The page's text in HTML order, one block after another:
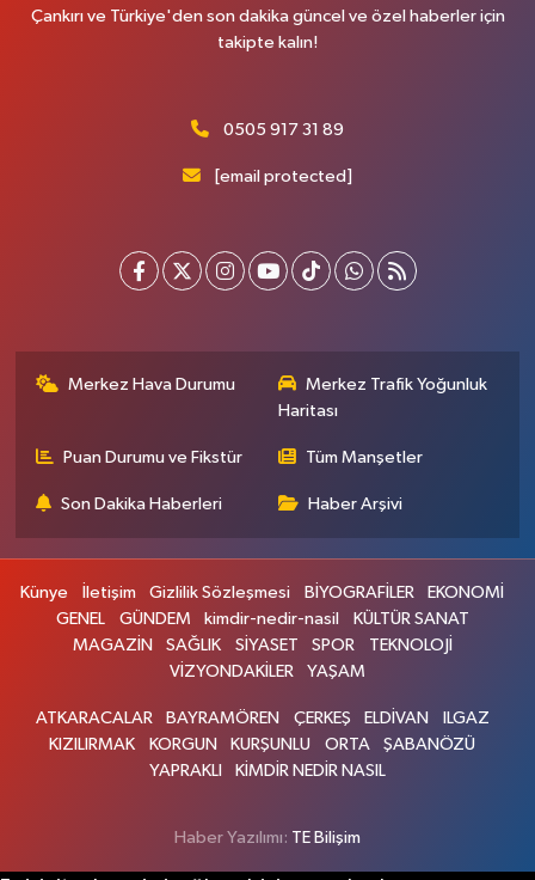
Çankırı ve Türkiye'den son dakika güncel ve özel haberler için
takipte kalın!
0505 917 31 89
[email protected]
Merkez Hava Durumu
Merkez Trafik Yoğunluk
Haritası
Puan Durumu ve Fikstür Tüm Manşetler
Son Dakika Haberleri Haber Arşivi
Künye İletişim Gizlilik Sözleşmesi BİYOGRAFİLER
EKONOMİ
GENEL
GÜNDEM kimdir-nedir-nasil
KÜLTÜR SANAT
MAGAZİN
SAĞLIK SİYASET SPOR
TEKNOLOJİ
VİZYONDAKİLER
YAŞAM
ATKARACALAR BAYRAMÖREN ÇERKEŞ ELDİVAN
ILGAZ
KIZILIRMAK
KORGUN KURŞUNLU ORTA
ŞABANÖZÜ
YAPRAKLI
KİMDİR NEDİR NASIL
Haber Yazılımı: TE Bilişim